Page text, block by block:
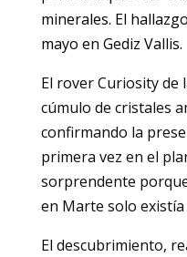
minerales. El
mayo en Gediz Vallis.
El rover Curiosity de
cúmulo de cristales
confirmando la
primera vez en el
sorprendente
en Marte solo
El descubrimiento,